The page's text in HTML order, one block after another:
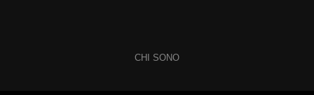
CHI SONO